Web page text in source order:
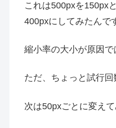
これは500pxを150px
400pxにしてみたんで
縮小率の大小が原因
ただ、ちょっと試行回
次は50pxごとに変えて